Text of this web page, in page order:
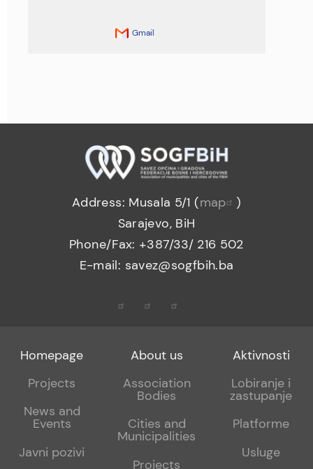
Gmail
Address: Musala 5/1 (map
)
Sarajevo, BiH
Phone/Fax: +387/33/ 216 502
E-mail: savez@sogfbih.ba
Footer
menu
Homepage
Projects
News and
Events
Javni pozivi
Footer
sub
About us
Association
Bodies
Cities and
Municipalities
Projects
Footer
sub
Aktivnosti
Lobiranje i
zastupanje
Platforme
Usluge